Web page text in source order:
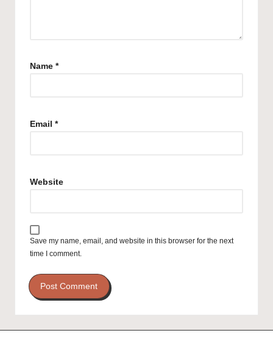
Name *
Email *
Website
Save my name, email, and website in this browser for the next
time I comment.